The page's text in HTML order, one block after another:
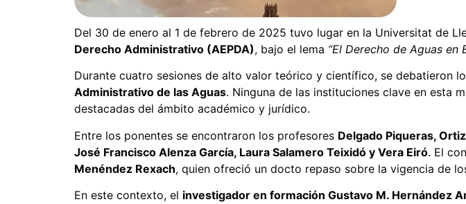
Del 30 de enero al 1 de febrero de 2025 tuvo lugar en la Universitat de
Derecho Administrativo (AEPDA), bajo el lema “El Derecho de Aguas en
Durante cuatro sesiones de alto valor teórico y científico, se debatieron
Administrativo de las Aguas. Ninguna de las instituciones clave en esta
destacadas del ámbito académico y jurídico.
Entre los ponentes se encontraron los profesores Delgado Piqueras,
José Francisco Alenza García, Laura Salamero Teixidó y Vera Eiró. El
Menéndez Rexach, quien ofreció un docto repaso sobre la vigencia de
En este contexto, el investigador en formación Gustavo M. Hernández